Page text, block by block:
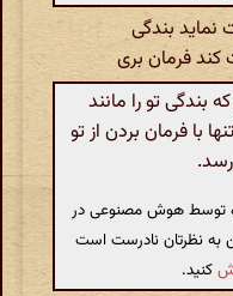
نماید بندگی
فرمان بری
تو را مانند
با فرمان بردن از تو
توسط هوش مصنوعی در
به نظرتان نادرست است
کنید.